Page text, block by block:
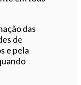
das
de
e pela